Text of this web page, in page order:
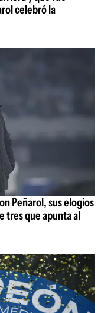
celebró la
Peñarol, sus elogios
tres que apunta al